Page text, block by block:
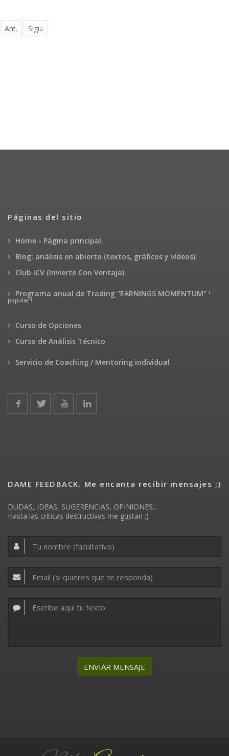
Ant. Sigu.
Páginas del sitio
Home - Página principal.
Blog: análisis en abierto (textos, gráficos y vídeos).
Club ICV (Invierte Con Ventaja).
Programa anual de Trading "EARNINGS MOMENTUM" ¡
popular !
Curso de Opciones
Curso de Análisis Técnico
Servicio de Coaching / Mentoring individual
DAME FEEDBACK. Me encanta recibir mensajes ;)
DUDAS, IDEAS, SUGERENCIAS, OPINIONES...
Hasta las críticas destructivas me gustan ;)
ENVIAR MENSAJE